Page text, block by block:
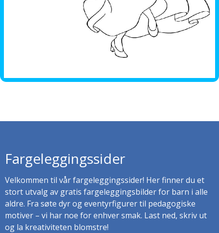
Fargeleggingssider
Velkommen til vår fargeleggingssider! Her finner du et
stort utvalg av gratis fargeleggingsbilder for barn i alle
aldre. Fra søte dyr og eventyrfigurer til pedagogiske
motiver – vi har noe for enhver smak. Last ned, skriv ut
og la kreativiteten blomstre!